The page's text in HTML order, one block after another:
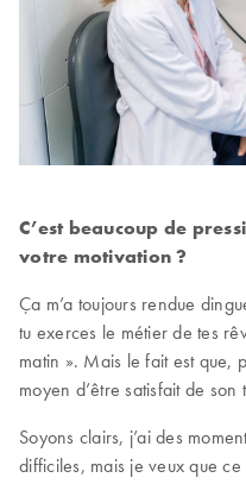
C’est beaucoup de
votre motivation ?
Ça m’a toujours rendue
tu exerces le métier de tes
matin ». Mais le fait est que,
moyen d’être satisfait de son
Soyons clairs, j’ai des
difficiles, mais je veux que